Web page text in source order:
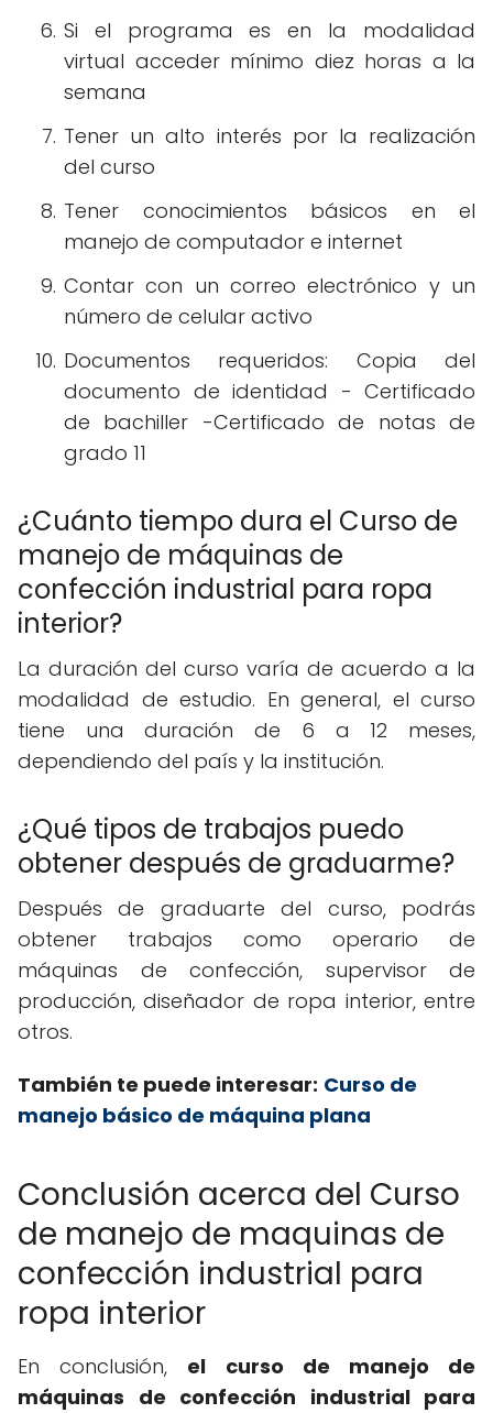
Si el programa es en la modalidad
virtual acceder mínimo diez horas a la
semana
Tener un alto interés por la realización
del curso
Tener conocimientos básicos en el
manejo de computador e internet
Contar con un correo electrónico y un
número de celular activo
Documentos requeridos: Copia del
documento de identidad - Certificado
de bachiller -Certificado de notas de
grado 11
¿Cuánto tiempo dura el Curso de
manejo de máquinas de
confección industrial para ropa
interior?
La duración del curso varía de acuerdo a la
modalidad de estudio. En general, el curso
tiene una duración de 6 a 12 meses,
dependiendo del país y la institución.
¿Qué tipos de trabajos puedo
obtener después de graduarme?
Después de graduarte del curso, podrás
obtener trabajos como operario de
máquinas de confección, supervisor de
producción, diseñador de ropa interior, entre
otros.
También te puede interesar: Curso de
manejo básico de máquina plana
Conclusión acerca del Curso
de manejo de maquinas de
confección industrial para
ropa interior
En conclusión, el curso de manejo de
máquinas de confección industrial para